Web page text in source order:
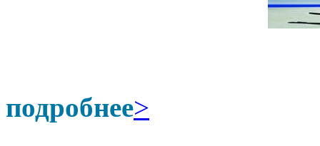
подробнее>